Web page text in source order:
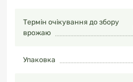
Термін очікування до збору
врожаю
Упаковка